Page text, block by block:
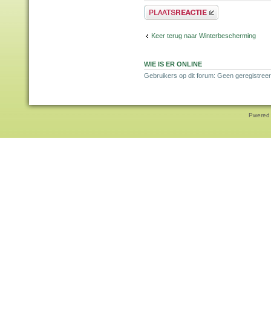
Plaats een reactie
Keer terug naar Winterbescherming
WIE IS ER ONLINE
Gebruikers op dit forum: Geen